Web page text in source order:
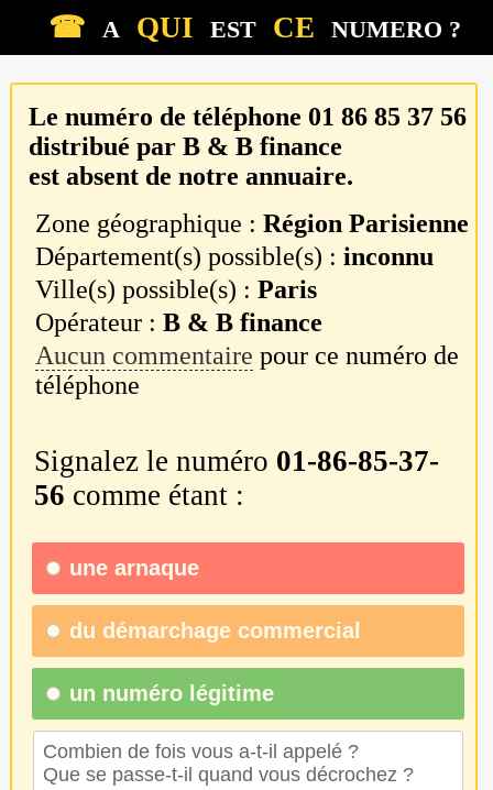
☎ A QUI EST CE NUMERO ?
Le numéro de téléphone 01 86 85 37 56
distribué par B & B finance
est absent de notre annuaire.
Zone géographique :Région Parisienne
Département(s) possible(s) :inconnu
Ville(s) possible(s) :Paris
Opérateur :B & B finance
Aucun commentaire pour ce numéro de
téléphone
Signalez le numéro 01-86-85-37-
56 comme étant :
une arnaque
du démarchage commercial
un numéro légitime